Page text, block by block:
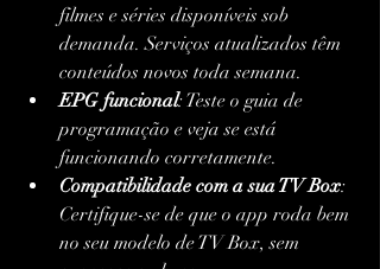
filmes e séries disponíveis sob
demanda. Serviços atualizados têm
conteúdos novos toda semana.
EPG funcional: Teste o guia de
programação e veja se está
funcionando corretamente.
Compatibilidade com a sua TV Box:
Certifique-se de que o app roda bem
no seu modelo de TV Box, sem